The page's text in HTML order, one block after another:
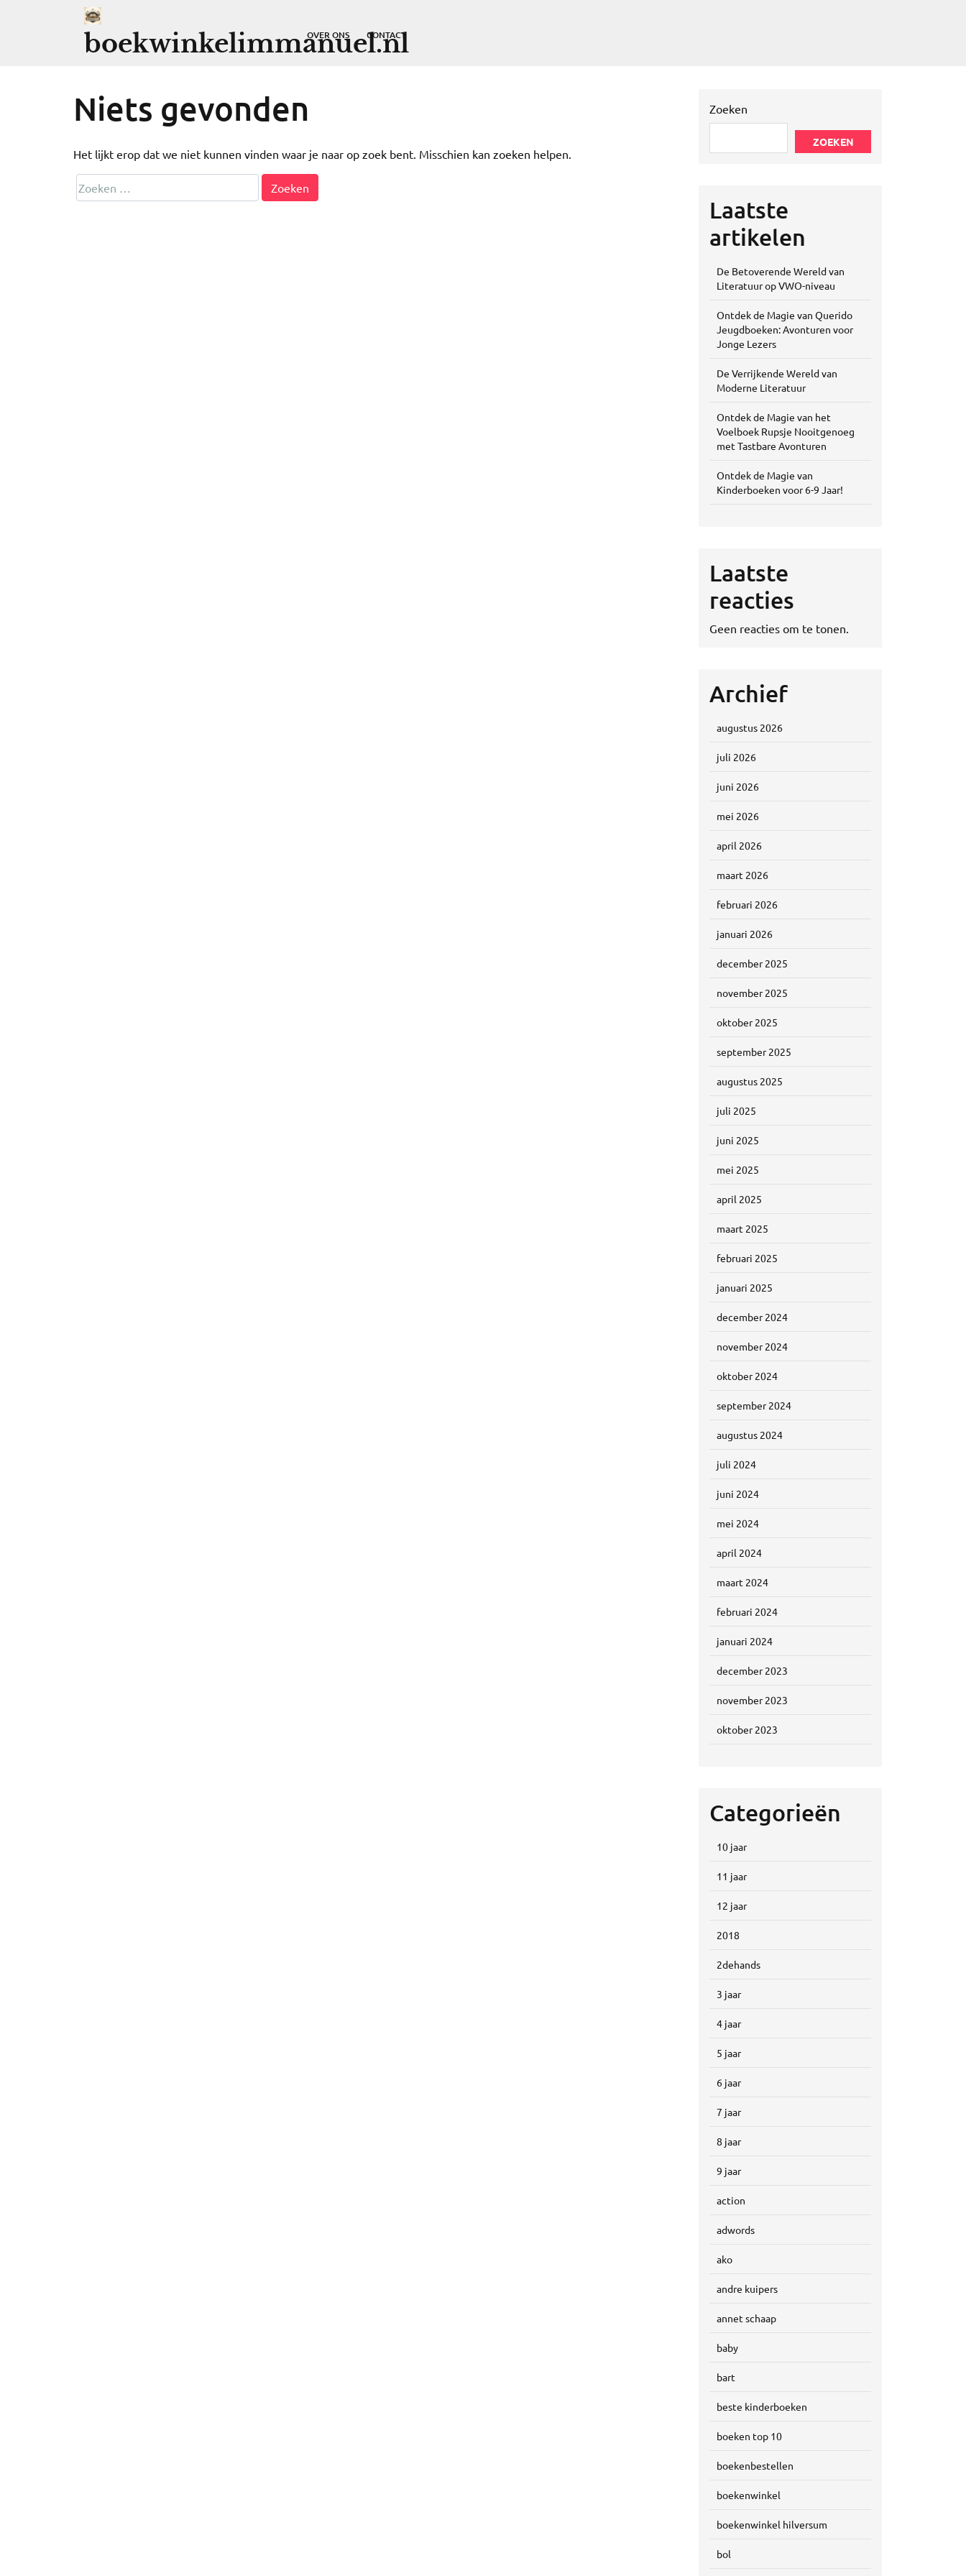
boekwinkelimmanuel.nl
OVER ONS CONTACT
Niets gevonden
Het lijkt erop dat we niet kunnen vinden waar je naar op zoek bent. Misschien kan zoeken helpen.
Zoeken
ZOEKEN
Laatste
artikelen
De Betoverende Wereld van
Literatuur op VWO-niveau
Ontdek de Magie van Querido
Jeugdboeken: Avonturen voor
Jonge Lezers
De Verrijkende Wereld van
Moderne Literatuur
Ontdek de Magie van het
Voelboek Rupsje Nooitgenoeg
met Tastbare Avonturen
Ontdek de Magie van
Kinderboeken voor 6-9 Jaar!
Laatste
reacties
Geen reacties om te tonen.
Archief
augustus 2026
juli 2026
juni 2026
mei 2026
april 2026
maart 2026
februari 2026
januari 2026
december 2025
november 2025
oktober 2025
september 2025
augustus 2025
juli 2025
juni 2025
mei 2025
april 2025
maart 2025
februari 2025
januari 2025
december 2024
november 2024
oktober 2024
september 2024
augustus 2024
juli 2024
juni 2024
mei 2024
april 2024
maart 2024
februari 2024
januari 2024
december 2023
november 2023
oktober 2023
Categorieën
10 jaar
11 jaar
12 jaar
2018
2dehands
3 jaar
4 jaar
5 jaar
6 jaar
7 jaar
8 jaar
9 jaar
action
adwords
ako
andre kuipers
annet schaap
baby
bart
beste kinderboeken
boeken top 10
boekenbestellen
boekenwinkel
boekenwinkel hilversum
bol